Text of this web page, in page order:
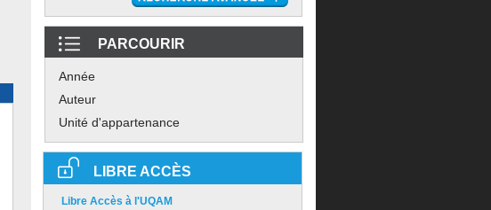
PARCOURIR
Année
Auteur
Unité d'appartenance
LIBRE ACCÈS
Libre Accès à l'UQAM